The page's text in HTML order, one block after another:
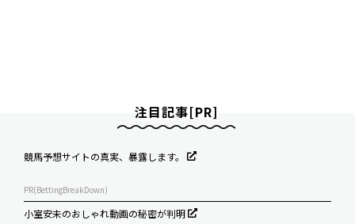
注目記事[PR]
競馬予想サイトの真実、暴露します。
PR(BettingBreakDown)
小室安未のおしゃれ動画の秘密が判明